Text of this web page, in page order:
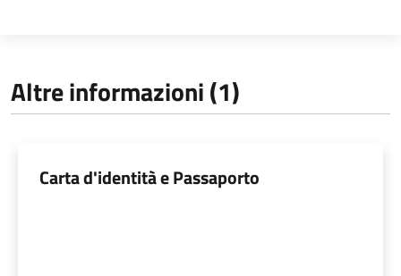
Altre informazioni (1)
Carta d'identità e Passaporto